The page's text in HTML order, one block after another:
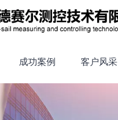
成功案例 客户风采